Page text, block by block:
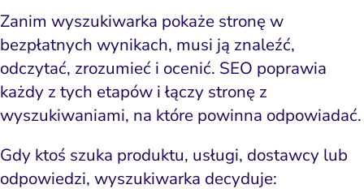
Zanim wyszukiwarka pokaże stronę w
bezpłatnych wynikach, musi ją znaleźć,
odczytać, zrozumieć i ocenić. SEO poprawia
każdy z tych etapów i łączy stronę z
wyszukiwaniami, na które powinna odpowiadać.
Gdy ktoś szuka produktu, usługi, dostawcy lub
odpowiedzi, wyszukiwarka decyduje: